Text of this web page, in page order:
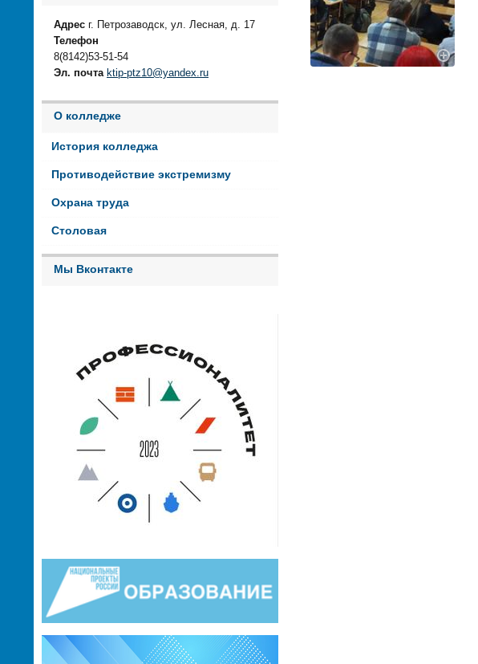
Адрес г. Петрозаводск, ул. Лесная, д. 17
Телефон
8(8142)53-51-54
Эл. почта ktip-ptz10@yandex.ru
О колледже
История колледжа
Противодействие экстремизму
Охрана труда
Столовая
Мы Вконтакте